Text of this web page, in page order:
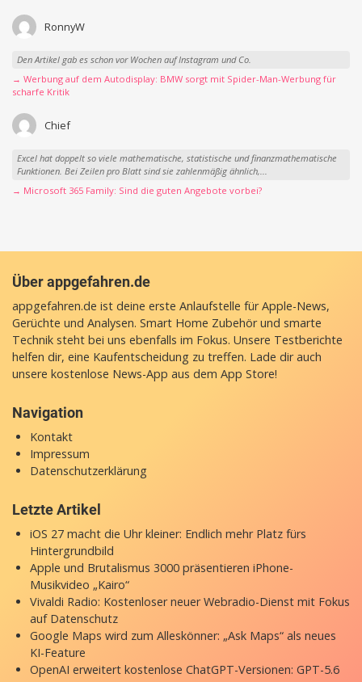
RonnyW
Den Artikel gab es schon vor Wochen auf Instagram und Co.
→ Werbung auf dem Autodisplay: BMW sorgt mit Spider-Man-Werbung für
scharfe Kritik
Chief
Excel hat doppelt so viele mathematische, statistische und finanzmathematische
Funktionen. Bei Zeilen pro Blatt sind sie zahlenmäßig ähnlich,...
→ Microsoft 365 Family: Sind die guten Angebote vorbei?
Über appgefahren.de
appgefahren.de ist deine erste Anlaufstelle für Apple-News,
Gerüchte und Analysen. Smart Home Zubehör und smarte
Technik steht bei uns ebenfalls im Fokus. Unsere Testberichte
helfen dir, eine Kaufentscheidung zu treffen. Lade dir auch
unsere kostenlose News-App aus dem App Store!
Navigation
Kontakt
Impressum
Datenschutzerklärung
Letzte Artikel
iOS 27 macht die Uhr kleiner: Endlich mehr Platz fürs
Hintergrundbild
Apple und Brutalismus 3000 präsentieren iPhone-
Musikvideo „Kairo“
Vivaldi Radio: Kostenloser neuer Webradio-Dienst mit Fokus
auf Datenschutz
Google Maps wird zum Alleskönner: „Ask Maps“ als neues
KI-Feature
OpenAI erweitert kostenlose ChatGPT-Versionen: GPT-5.6